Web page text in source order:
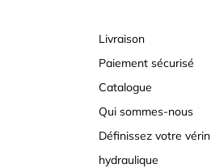
Livraison
Paiement sécurisé
Catalogue
Qui sommes-nous
Définissez votre vérin
hydraulique